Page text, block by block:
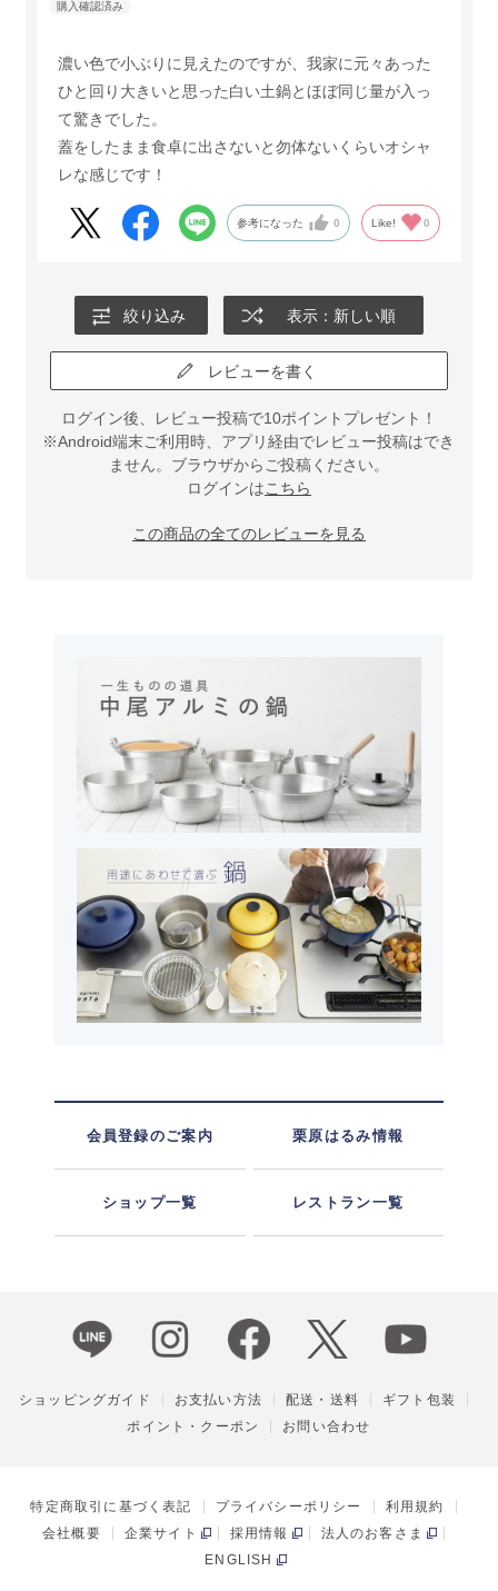
濃い色で小ぶりに見えたのですが、我家に元々あった
ひと回り大きいと思った白い土鍋とほぼ同じ量が入っ
て驚きでした。
蓋をしたまま食卓に出さないと勿体ないくらいオシャ
レな感じです！
参考になった 0 Like! 0
絞り込み 表示：新しい順
レビューを書く
ログイン後、レビュー投稿で10ポイントプレゼント！
※Android端末ご利用時、アプリ経由でレビュー投稿はでき
ません。ブラウザからご投稿ください。
ログインはこちら
この商品の全てのレビューを見る
会員登録のご案内 栗原はるみ情報
ショップ一覧 レストラン一覧
ショッピングガイド お支払い方法 配送・送料
ギフト包装
ポイント・クーポン
お問い合わせ
特定商取引に基づく表記 プライバシーポリシー
利用規約
会社概要
企業サイト 採用情報
法人のお客さま
ENGLISH